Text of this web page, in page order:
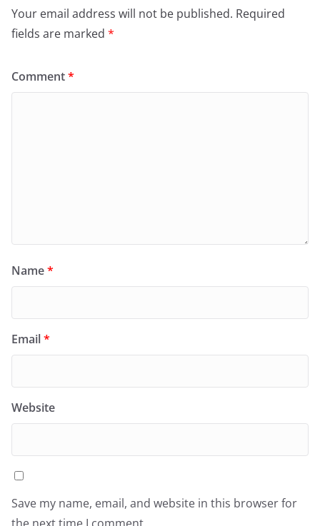
Your email address will not be published. Required
fields are marked *
Comment*
Name*
Email*
Website
Save my name, email, and website in this browser for